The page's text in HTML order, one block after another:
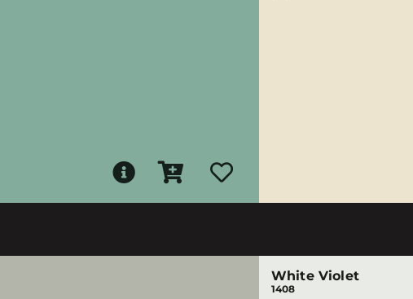
White Violet
1408